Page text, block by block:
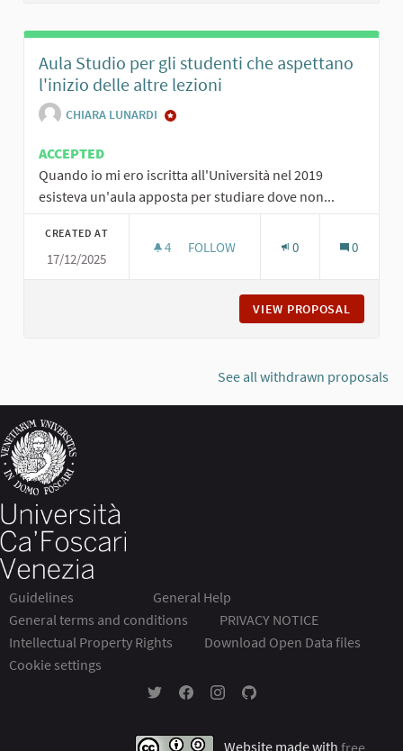
Aula Studio per gli studenti che aspettano
l'inizio delle altre lezioni
CHIARA LUNARDI
ACCEPTED
Quando io mi ero iscritta all'Università nel 2019
esisteva un'aula apposta per studiare dove non...
CREATED AT
17/12/2025
4 4 FOLLOWERS
FOLLOW 0 0
VIEW PROPOSAL
See all withdrawn proposals
Guidelines
General Help
General terms and conditions
PRIVACY NOTICE
Intellectual Property Rights
Download Open Data files
Cookie settings
Partecipa Ca' Foscari at Twitter
Partecipa Ca' Foscari at Facebook
Partecipa Ca' Foscari at
Partecipa Ca' Foscari at
Website made with free